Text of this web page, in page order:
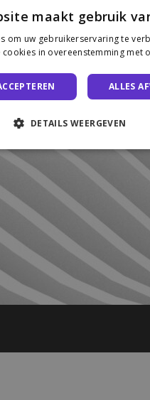
maakt gebruik
om uw gebruikerservaring te
in overeenstemming met
ALLES
DETAILS WEERGEVEN